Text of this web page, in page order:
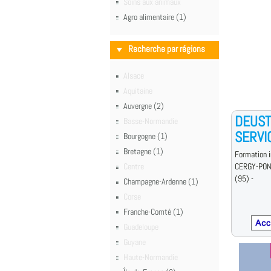
Agro alimentaire (1)
Recherche par régions
Alsace
Aquitaine
Auvergne (2)
Basse-Normandie
Bourgogne (1)
Bretagne (1)
Centre
Champagne-Ardenne (1)
Corse
Franche-Comté (1)
Guadeloupe
Guyane
Haute-Normandie
Formation
CERGY-
(95) -